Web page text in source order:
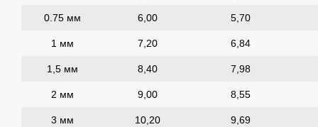
0.75 мм 6,00 5,70
1 мм 7,20 6,84
1,5 мм 8,40 7,98
2 мм 9,00 8,55
3 мм 10,20 9,69